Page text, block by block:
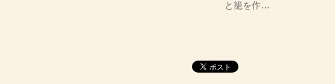
と籠を作…